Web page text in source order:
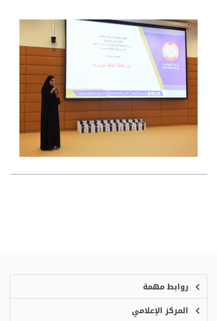
روابط مهمة
الشكاوىالمركز الإعلامي